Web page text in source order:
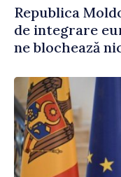
Republica
de integrare
ne blochează